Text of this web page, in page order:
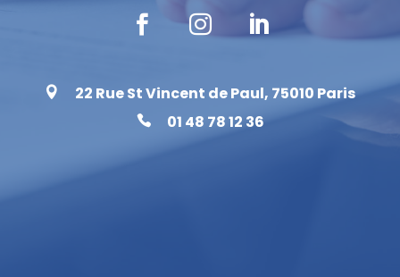
  
 22 Rue St Vincent de Paul, 75010 Paris
 01 48 78 12 36